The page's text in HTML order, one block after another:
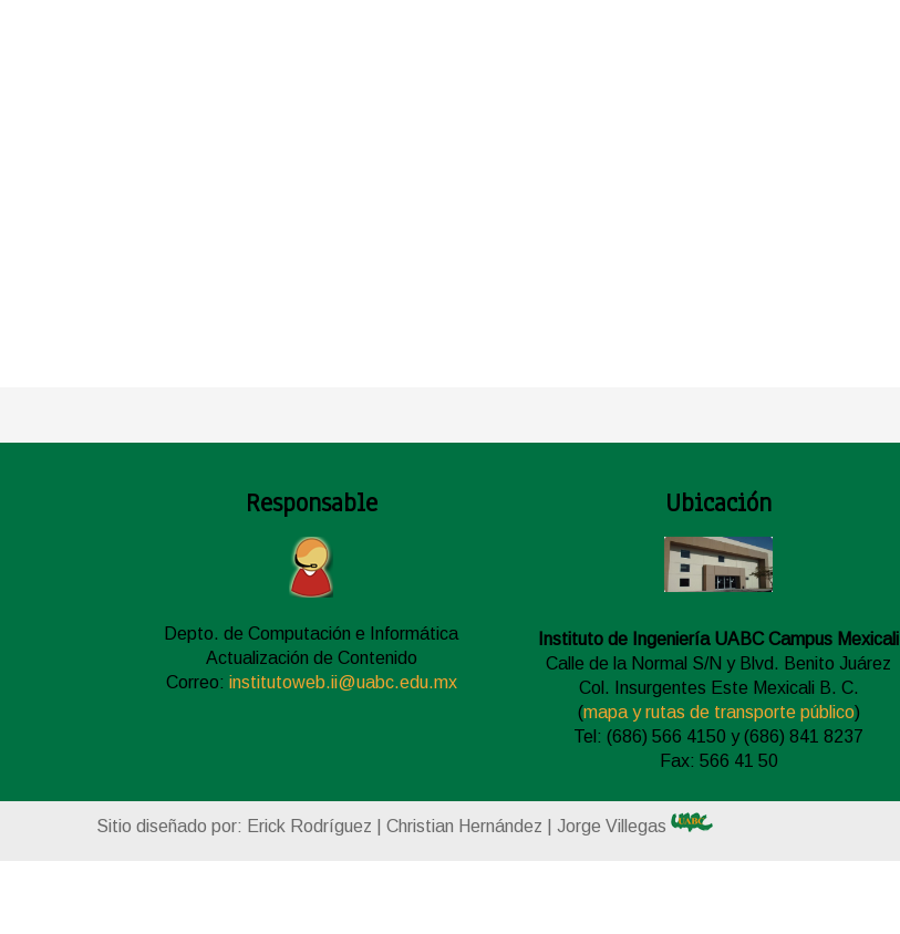
Responsable
Depto. de Computación e Informática
Actualización de Contenido
Correo: institutoweb.ii@uabc.edu.mx
Ubicación
Instituto de Ingeniería UABC Campus Mexicali
Calle de la Normal S/N y Blvd. Benito Juárez
Col. Insurgentes Este Mexicali B. C.
(mapa y rutas de transporte público)
Tel: (686) 566 4150 y (686) 841 8237
Fax: 566 41 50
Sitio diseñado por: Erick Rodríguez | Christian Hernández | Jorge Villegas